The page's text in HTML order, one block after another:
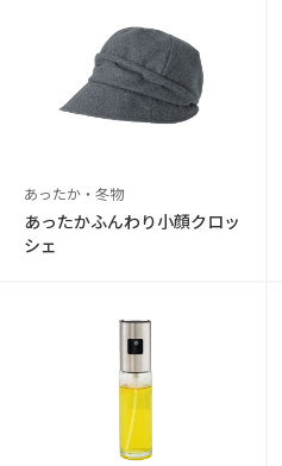
あったか・冬物
あったかふんわり小顔クロッ
シェ